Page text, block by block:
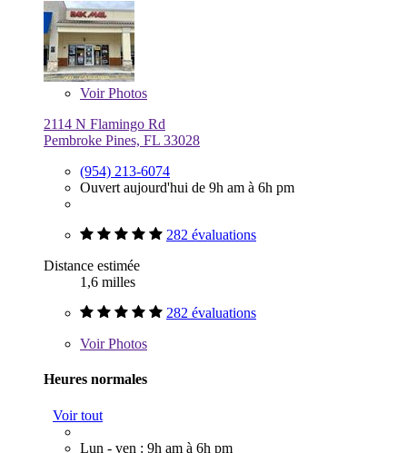
VoirPhotos
2114 N Flamingo Rd
Pembroke Pines, FL 33028
(954) 213-6074
Ouvert aujourd'hui de 9h am à 6h pm
282 évaluations
Distance estimée
1,6 milles
282 évaluations
VoirPhotos
Heures normales
Voir tout
Lun - ven : 9h am à 6h pm